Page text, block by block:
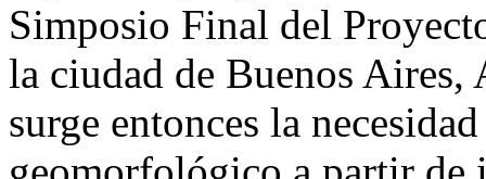
Simposio Final del
la ciudad de Buenos Aires,
surge entonces la